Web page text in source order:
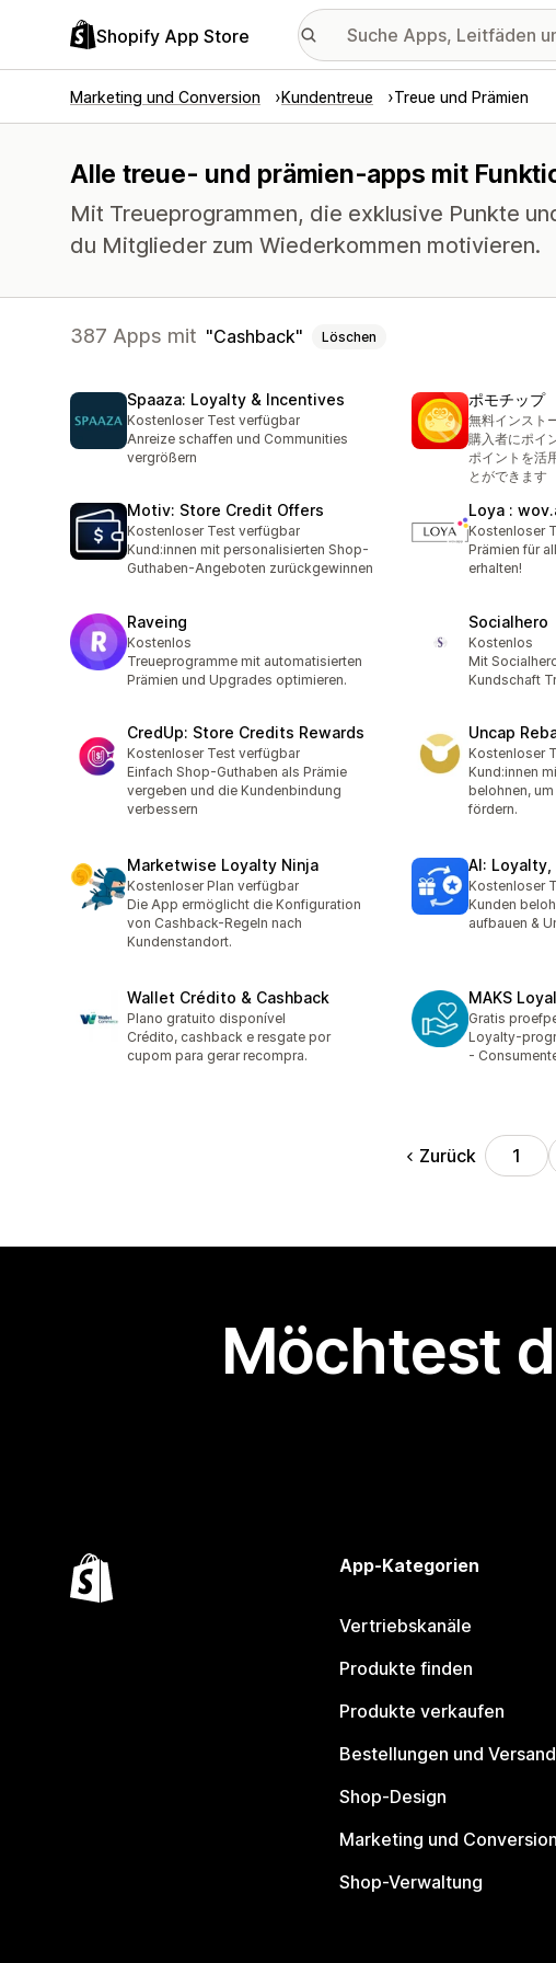
Shopify App Store
Marketing und Conversion Kundentreue Treue und Prämien
Alle treue- und prämien-apps mit
Mit Treueprogrammen, die exklusive Punkte
du Mitglieder zum Wiederkommen motivieren.
387 Apps mit Cashback Löschen
Spaaza: Loyalty & Incentives
Kostenloser Test verfügbar
Anreize schaffen und Communities
vergrößern
ポモチップ
無料インスト
購入者にポイ
ポイントを活
とができます
Motiv: Store Credit Offers
Kostenloser Test verfügbar
Kund:innen mit personalisierten Shop-
Guthaben-Angeboten zurückgewinnen
Loya :
Kostenloser
Prämien für
erhalten!
Raveing
Kostenlos
Treueprogramme mit automatisierten
Prämien und Upgrades optimieren.
Socialhero
Kostenlos
Mit
Kundschaft
CredUp: Store Credits Rewards
Kostenloser Test verfügbar
Einfach Shop-Guthaben als Prämie
vergeben und die Kundenbindung
verbessern
Uncap
Kostenloser
Kund:innen
belohnen,
fördern.
Marketwise Loyalty Ninja
Kostenloser Plan verfügbar
Die App ermöglicht die Konfiguration
von Cashback-Regeln nach
Kundenstandort.
AI: Loyalty,
Kostenloser
Kunden
aufbauen &
Wallet Crédito & Cashback
Plano gratuito disponível
Crédito, cashback e resgate por
cupom para gerar recompra.
MAKS
Gratis
Loyalty-
-
Zurück 1
Möchtest
App-Kategorien
Vertriebskanäle
Produkte finden
Produkte verkaufen
Bestellungen und Versand
Shop-Design
Marketing und Conversion
Shop-Verwaltung